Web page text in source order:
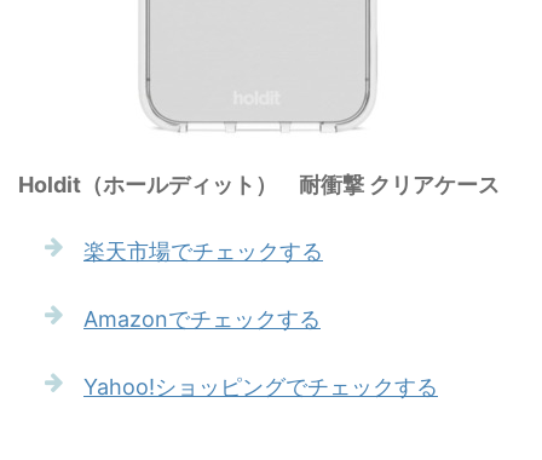
Holdit（ホールディット） 耐衝撃 クリアケース
楽天市場でチェックする
Amazonでチェックする
Yahoo!ショッピングでチェックする